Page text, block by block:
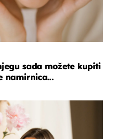
sada možete kupiti
namirnica...